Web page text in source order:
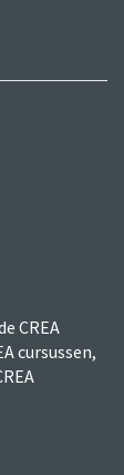
CREA
cursussen,